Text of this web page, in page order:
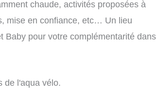
chaude, activités proposées à
mise en confiance, etc… Un lieu
Baby pour votre complémentarité dans
de l'aqua vélo.